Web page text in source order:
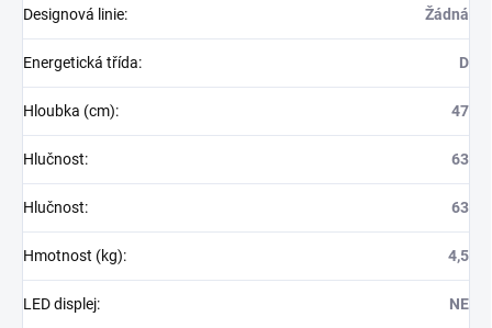
Designová linie: Žádná
Energetická třída: D
Hloubka (cm): 47
Hlučnost: 63
Hlučnost: 63
Hmotnost (kg): 4,5
LED displej: NE